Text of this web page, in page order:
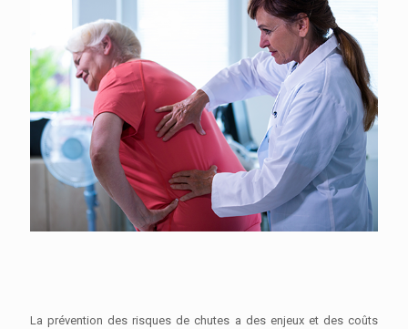
La prévention des risques de chutes a des enjeux et des coûts